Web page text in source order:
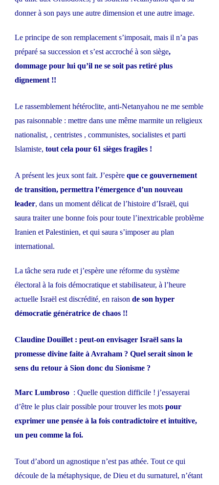
donner à son pays une autre dimension et une autre image.
Le principe de son remplacement s’imposait, mais il n’a pas
préparé sa succession et s’est accroché à son siège,
dommage pour lui qu’il ne se soit pas retiré plus
dignement !!
Le rassemblement hétéroclite, anti-Netanyahou ne me semble
pas raisonnable : mettre dans une même marmite un religieux
nationalist, , centristes , communistes, socialistes et parti
Islamiste, tout cela pour 61 sièges fragiles !
A présent les jeux sont fait. J’espère que ce gouvernement
de transition, permettra l’émergence d’un nouveau
leader, dans un moment délicat de l’histoire d’Israël, qui
saura traiter une bonne fois pour toute l’inextricable problème
Iranien et Palestinien, et qui saura s’imposer au plan
international.
La tâche sera rude et j’espère une réforme du système
électoral à la fois démocratique et stabilisateur, à l’heure
actuelle Israël est discrédité, en raison de son hyper
démocratie génératrice de chaos !!
Claudine Douillet : peut-on envisager Israël sans la
promesse divine faite à Avraham ? Quel serait sinon le
sens du retour à Sion donc du Sionisme ?
Marc Lumbroso : Quelle question difficile ! j’essayerai
d’être le plus clair possible pour trouver les mots pour
exprimer une pensée à la fois contradictoire et intuitive,
un peu comme la foi.
Tout d’abord un agnostique n’est pas athée. Tout ce qui
découle de la métaphysique, de Dieu et du surnaturel, n’étant